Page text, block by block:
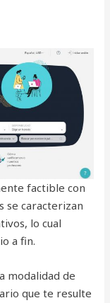
factible con
se caracterizan
lo cual
a fin.
modalidad de
que te resulte